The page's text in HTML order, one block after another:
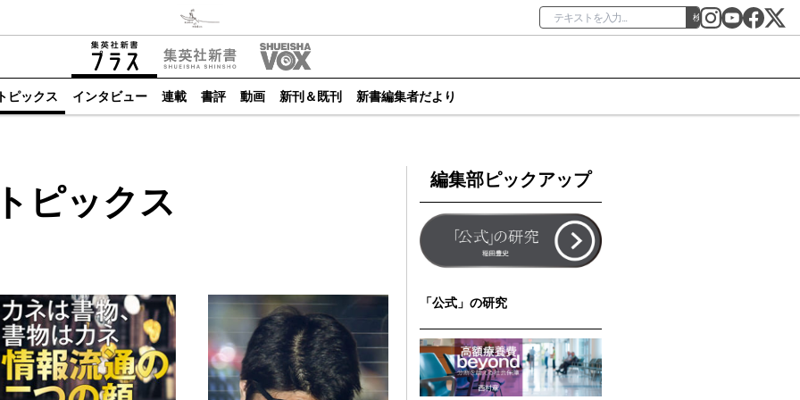
検索
ピックス インタビュー 連載 書評 動画 新刊＆既刊 新書編集者だより
ピックス
編集部ピックアップ
「公式」の研究